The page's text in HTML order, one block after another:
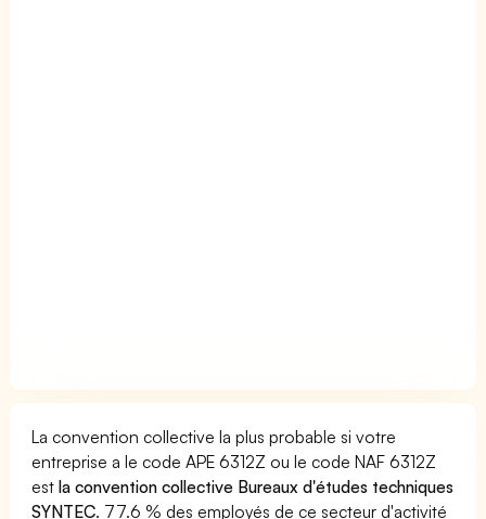
La convention collective la plus probable si votre
entreprise a le code APE 6312Z ou le code NAF 6312Z
estla convention collective Bureaux d'études techniques
SYNTEC. 77.6 % des employés de ce secteur d'activité